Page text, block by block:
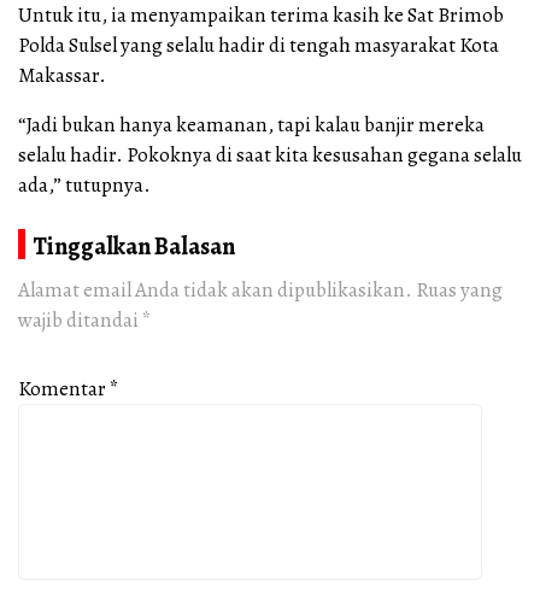
Untuk itu, ia menyampaikan terima kasih ke Sat Brimob
Polda Sulsel yang selalu hadir di tengah masyarakat Kota
Makassar.
“Jadi bukan hanya keamanan, tapi kalau banjir mereka
selalu hadir. Pokoknya di saat kita kesusahan gegana selalu
ada,” tutupnya.
Tinggalkan Balasan
Alamat email Anda tidak akan dipublikasikan. Ruas yang
wajib ditandai *
Komentar*